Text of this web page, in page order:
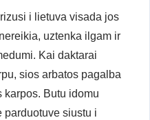
i lietuva visada jos
uztenka ilgam ir
Kai daktarai
sios arbatos pagalba
karpos. Butu idomu
parduotuve siustu i